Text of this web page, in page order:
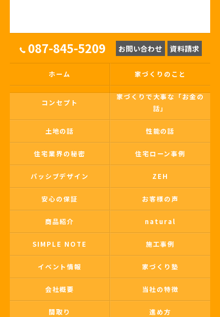
087-845-5209 お問い合わせ 資料請求
ホーム 家づくりのこと
コンセプト
家づくりで大事な「お金の
話」
土地の話 性能の話
住宅業界の秘密 住宅ローン事例
パッシブデザイン ZEH
安心の保証 お客様の声
商品紹介 natural
SIMPLE NOTE 施工事例
イベント情報 家づくり塾
会社概要 当社の特徴
間取り 進め方